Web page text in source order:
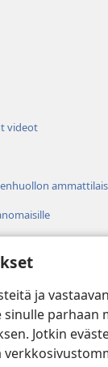
ja
parhaan
Jotkin
videot